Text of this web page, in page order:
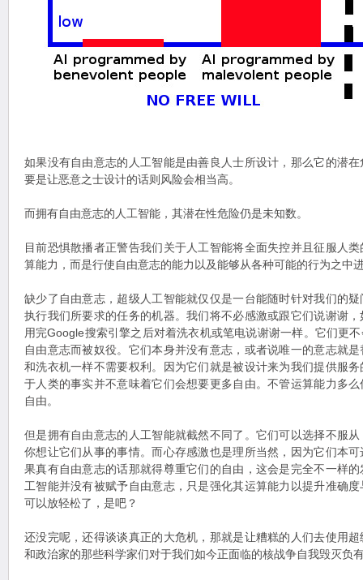
如果没有自由意志的人工智能是由善良人士所设计，那么它的潜
要是让恶意之士设计的话则风险会相当高。
而拥有自由意志的人工智能，其潜在性危险仍是未知数。
目前恐惧散播者正警告我们关于人工智能将全面失控并且征服人
算能力，而是行使自由意志的能力以及能够从各种可能的行为之中
缺少了自由意志，超级人工智能就仅仅是一台能随时针对我们的
执行我们所要求的任务的机器。我们将不必感激或跟它们说谢谢
用完Google搜索引擎之后对着洗衣机或笔电说谢谢一样。它们更
自由意志而被奴役。它们本身并没有意志，或者说唯一的意志就
和洗衣机一样不需要权利。因为它们就是被设计来为我们提供服
于人类的事实并不意味着它们会想要更多自由。不管运算能力多
自由。
但是拥有自由意志的人工智能就截然不同了。它们可以选择不服
你想让它们从事的事情。而心存感激也是理所当然，因为它们本
果真有自由意志的话那就得尊重它们的自由，这会是完全不一样
工智能并没有被赋予自由意志，只是强化其运算能力以提升准确
可以放轻松了，是吧？
还没完呢，还得谈谈真正的大危机，那就是让糟糕的人们去使用
和政治家的那些科学家们对于我们如今正面临的核战争自我毁灭负